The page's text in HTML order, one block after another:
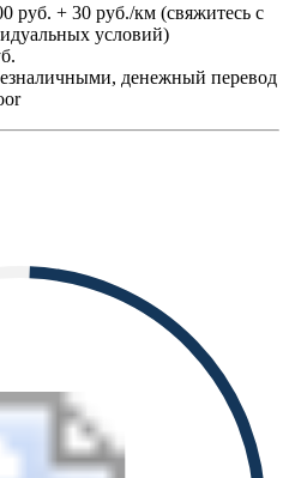
руб. + 30 руб./км (свяжитесь с
условий)
денежный перевод